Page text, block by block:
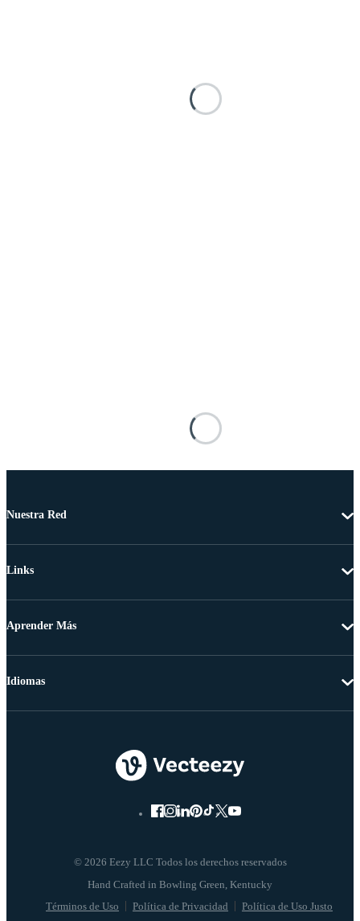
Nuestra Red
Links
Aprender Más
© 2026 Eezy LLC Todos los derechos reservados
Términos de Uso Política de Privacidad Política de Uso Justo
Idiomas